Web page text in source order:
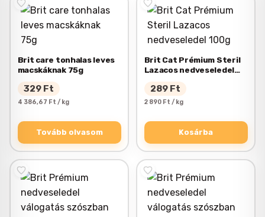
Brit care tonhalas leves
macskáknak 75g
329 Ft
4 386,67 Ft / kg
Tovább olvasom
Brit Cat Prémium Steril
Lazacos nedveseledel
100g
289 Ft
2 890 Ft / kg
Kosárba